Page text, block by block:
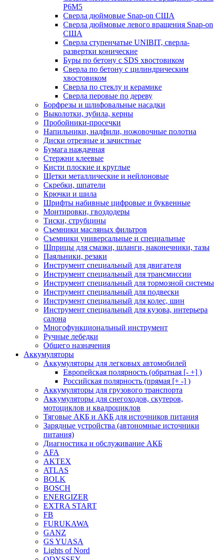
Р6М5
Сверла дюймовые Snap-on США
Сверла дюймовые левого вращения Snap-on
США
Сверла ступенчатые UNIBIT, сверла-
развертки конические
Буры по бетону с SDS хвостовиком
Сверла по бетону с цилиндрическим
хвостовиком
Сверла по стеклу и керамике
Сверла перовые по дереву
Борфрезы и шлифовальные насадки
Выколотки, зубила, керны
Пробойники-просечки
Напильники, надфили, ножовочные полотна
Диски отрезные и зачистные
Бумага наждачная
Стержни клеевые
Кисти плоские и круглые
Щетки металлические и нейлоновые
Скребки, шпатели
Крючки и шила
Шрифты набивные цифровые и буквенные
Монтировки, гвоздодеры
Тиски, струбцины
Съемники масляных фильтров
Съемники универсальные и специальные
Шприцы для смазки, шланги, наконечники, тазы
Паяльники, резаки
Инструмент специальный для двигателя
Инструмент специальный для трансмиссии
Инструмент специальный для тормозной системы
Инструмент специальный для подвески
Инструмент специальный для колес, шин
Инструмент специальный для кузова, интерьера
салона
Многофункциональный инструмент
Ручные лебедки
Общего назначения
Аккумуляторы
Аккумуляторы для легковых автомобилей
Европейская полярность (обратная [- +] )
Российская полярность (прямая [+ -] )
Аккумуляторы для грузового транспорта
Аккумуляторы для снегоходов, скутеров,
мотоциклов и квадроциклов
Тяговые АКБ и АКБ для источников питания
Зарядные устройства (автономные источники
питания)
Диагностика и обслуживание АКБ
AFA
AKTEX
ATLAS
BOLK
BOSCH
ENERGIZER
EXTRA START
FB
FURUKAWA
GANZ
GS YUASA
Lights of Nord